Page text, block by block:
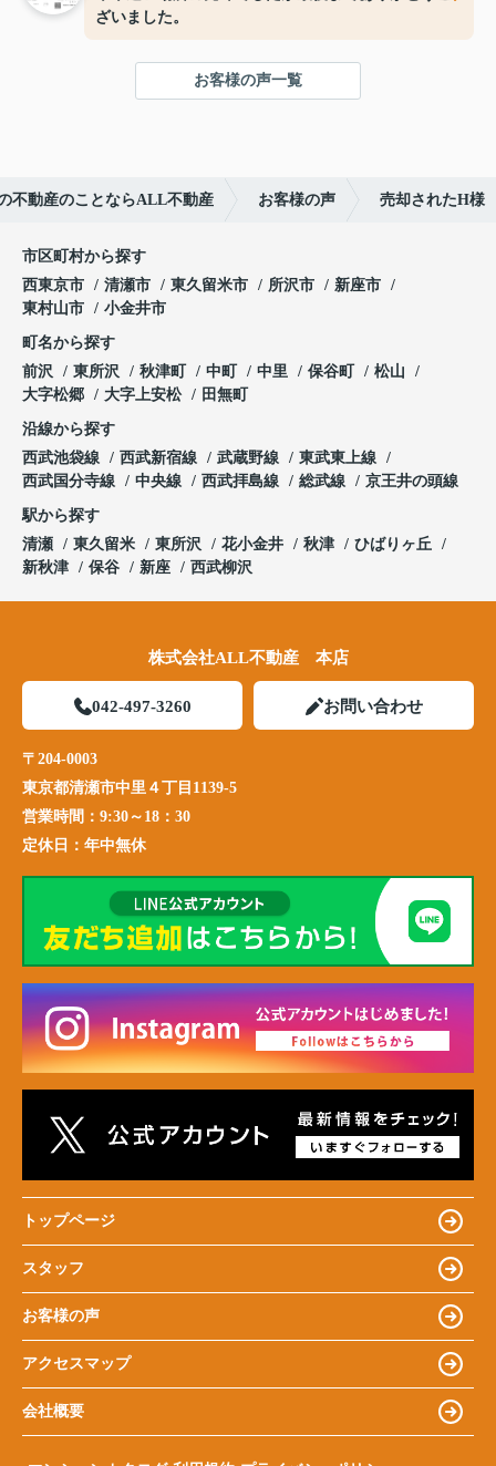
ざいました。
お客様の声一覧
不動産のことならALL不動産 お客様の声 売却されたH様
市区町村から探す
西東京市
清瀬市 東久留米市 所沢市
新座市
東村山市
小金井市
町名から探す
前沢
東所沢 秋津町 中町 中里 保谷町
松山
大字松郷
大字上安松 田無町
沿線から探す
西武池袋線
西武新宿線 武蔵野線
東武東上線
西武国分寺線
中央線 西武拝島線 総武線 京王井の頭線
駅から探す
清瀬
東久留米 東所沢 花小金井 秋津
ひばりヶ丘
新秋津
保谷 新座 西武柳沢
株式会社ALL不動産 本店
042-497-3260 お問い合わせ
〒204-0003
東京都清瀬市中里４丁目1139-5
営業時間： 9:30～18：30
定休日： 年中無休
トップページ
スタッフ
お客様の声
アクセスマップ
会社概要